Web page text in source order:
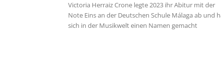
Victoria Herraiz Crone legte 2023 ihr Abitur mit der
Note Eins an der Deutschen Schule Málaga ab und
sich in der Musikwelt einen Namen gemacht